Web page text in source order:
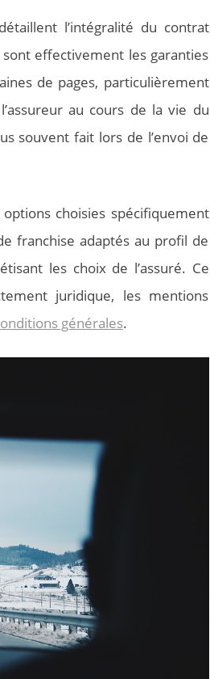
l’intégralité du contrat
effectivement les garanties
de pages, particulièrement
au cours de la vie du
souvent fait lors de l’envoi de
choisies spécifiquement
franchise adaptés au profil de
les choix de l’assuré. Ce
juridique, les mentions
générales.